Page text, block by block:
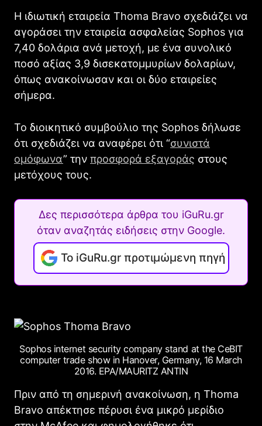
Η ιδιωτική εταιρεία Thoma Bravo σχεδιάζει να
αγοράσει την εταιρεία ασφαλείας Sophos για
7,40 δολάρια ανά μετοχή, με ένα συνολικό
ποσό αξίας 3,9 δισεκατομμυρίων δολαρίων,
όπως ανακοίνωσαν και οι δύο εταιρείες
σήμερα.
Το διοικητικό συμβούλιο της Sophos δήλωσε
ότι σχεδιάζει να αναφέρει ότι “συνιστά
ομόφωνα” την προσφορά εξαγοράς στους
μετόχους τους.
Δες περισσότερα άρθρα του iGuRu.gr
όταν αναζητάς ειδήσεις στην Google.
Το iGuRu.gr προτιμώμενη πηγή
Sophos internet security company stand at the CeBIT
computer trade show in Hanover, Germany, 16 March
2016. EPA/MAURITZ ANTIN
Πριν από τη σημερινή ανακοίνωση, η Thoma
Bravo απέκτησε πέρυσι ένα μικρό μερίδιο